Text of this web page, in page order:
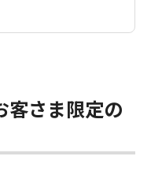
客さま限定の